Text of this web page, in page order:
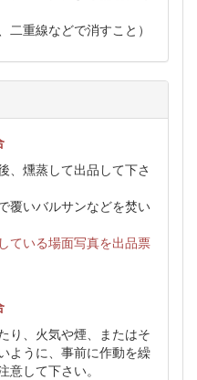
二重線などで消すこと）
、燻蒸して出品して下さ
覆いバルサンなどを焚い
ている場面写真を出品票
り、火気や煙、またはそ
ように、事前に作動を繰
意して下さい。